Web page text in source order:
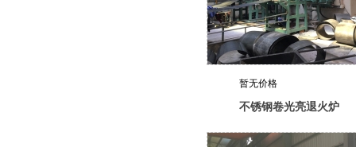
暂无价格
不锈钢卷光亮退火炉